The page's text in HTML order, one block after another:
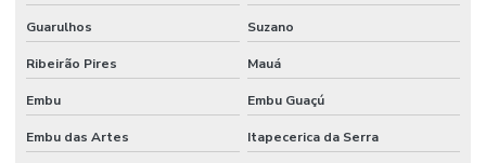
Guarulhos Suzano
Ribeirão Pires Mauá
Embu Embu Guaçú
Embu das Artes Itapecerica da Serra